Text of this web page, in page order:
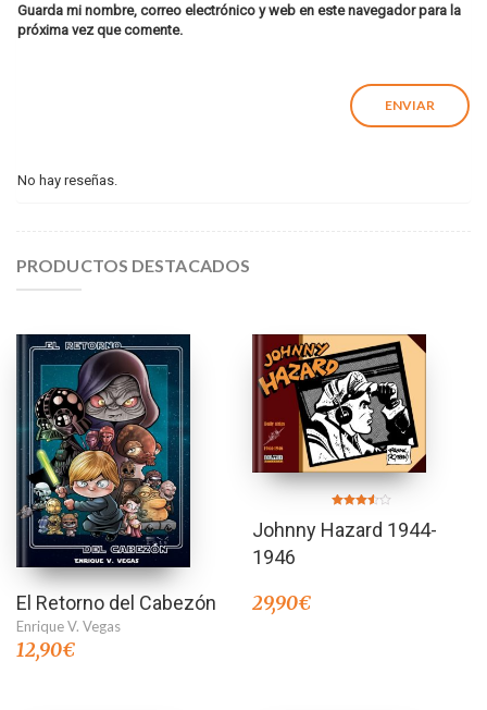
Guarda mi nombre, correo electrónico y web en este navegador para la
próxima vez que comente.
No hay reseñas.
PRODUCTOS DESTACADOS
El Retorno del Cabezón
Enrique V. Vegas
12,90€
en
3.50
Johnny Hazard 1944-
1946
29,90€